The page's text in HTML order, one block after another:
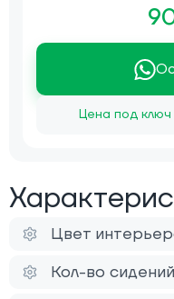
Цена под ключ
Цвет
Кол-во